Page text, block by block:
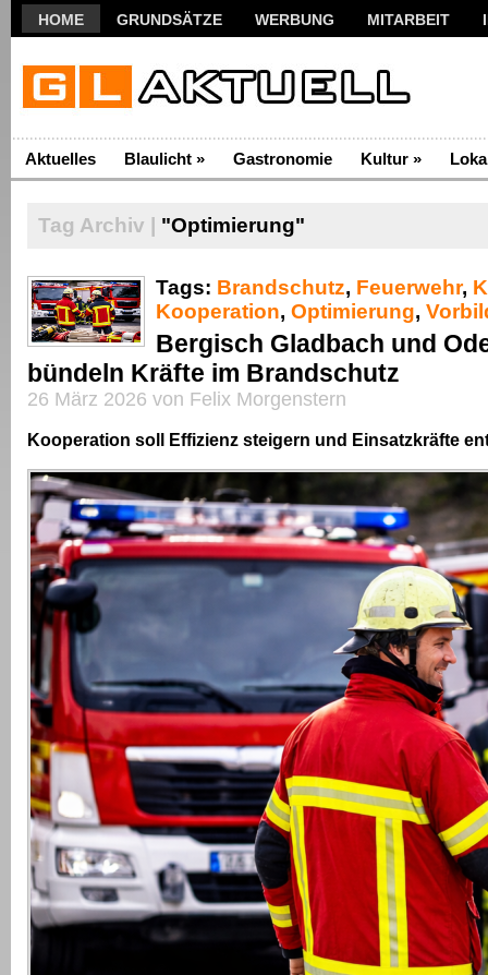
HOME GRUNDSÄTZE WERBUNG MITARBEIT
Aktuelles Blaulicht » Gastronomie Kultur »
Tag Archiv | "Optimierung"
Tags: Brandschutz, Feuerwehr,
Kooperation, Optimierung,
Bergisch Gladbach und
bündeln Kräfte im Brandschutz
26 März 2026 von Felix Morgenstern
Kooperation soll Effizienz steigern und Einsatzkräfte